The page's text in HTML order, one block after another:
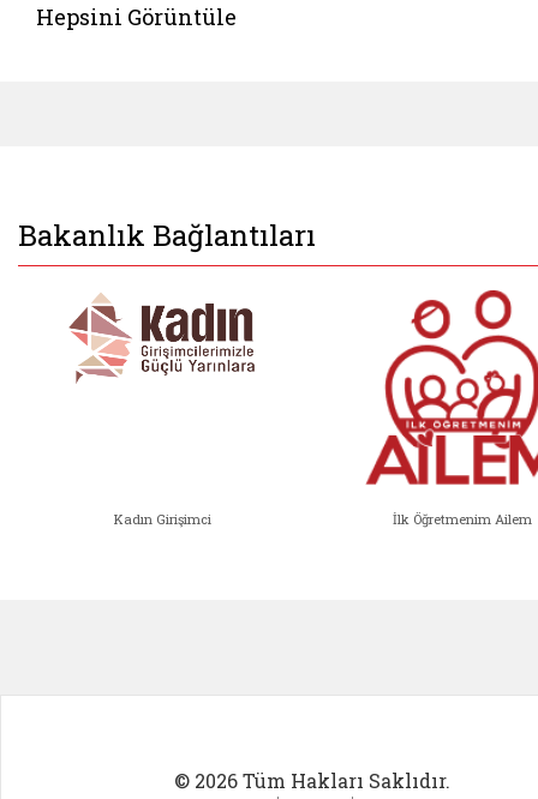
Hepsini Görüntüle
Bakanlık Bağlantıları
Kadın Girişimci İlk Öğretmenim Ailem
© 2026 Tüm Hakları Saklıdır.